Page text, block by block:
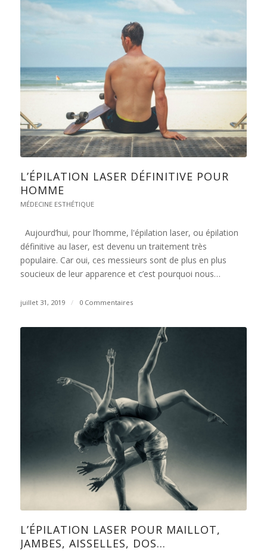
L’ÉPILATION LASER DÉFINITIVE POUR
HOMME
MÉDECINE ESTHÉTIQUE
Aujourd’hui, pour l’homme, l'épilation laser, ou épilation
définitive au laser, est devenu un traitement très
populaire. Car oui, ces messieurs sont de plus en plus
soucieux de leur apparence et c’est pourquoi nous…
juillet 31, 2019 / 0 Commentaires
L’ÉPILATION LASER POUR MAILLOT,
JAMBES, AISSELLES, DOS…